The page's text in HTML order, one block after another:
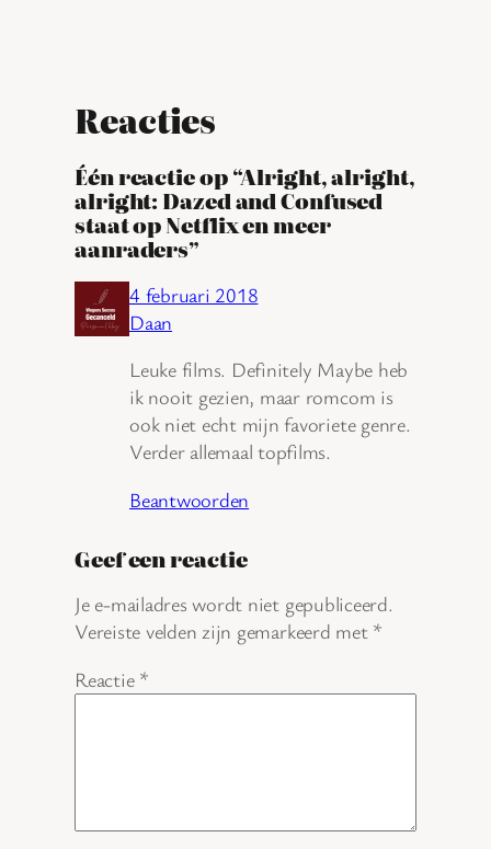
Reacties
Één reactie op “Alright, alright,
alright: Dazed and Confused
staat op Netflix en meer
aanraders”
4 februari 2018
Daan
Leuke films. Definitely Maybe heb
ik nooit gezien, maar romcom is
ook niet echt mijn favoriete genre.
Verder allemaal topfilms.
Beantwoorden
Geef een reactie
Je e-mailadres wordt niet gepubliceerd.
Vereiste velden zijn gemarkeerd met *
Reactie *